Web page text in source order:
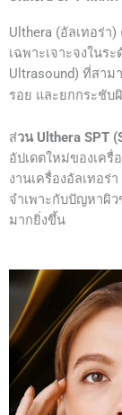
Ulthera (อัลเทอร่า
เฉพาะเจาะจงในร
Ultrasound) ที่สาม
รอย และยกกระชับ
ส่วน Ulthera SPT
อัปเดตใหม่ของเครื่
งานเครื่องอัลเทอ
จำเพาะกับปัญหาผิ
มากยิ่งขึ้น